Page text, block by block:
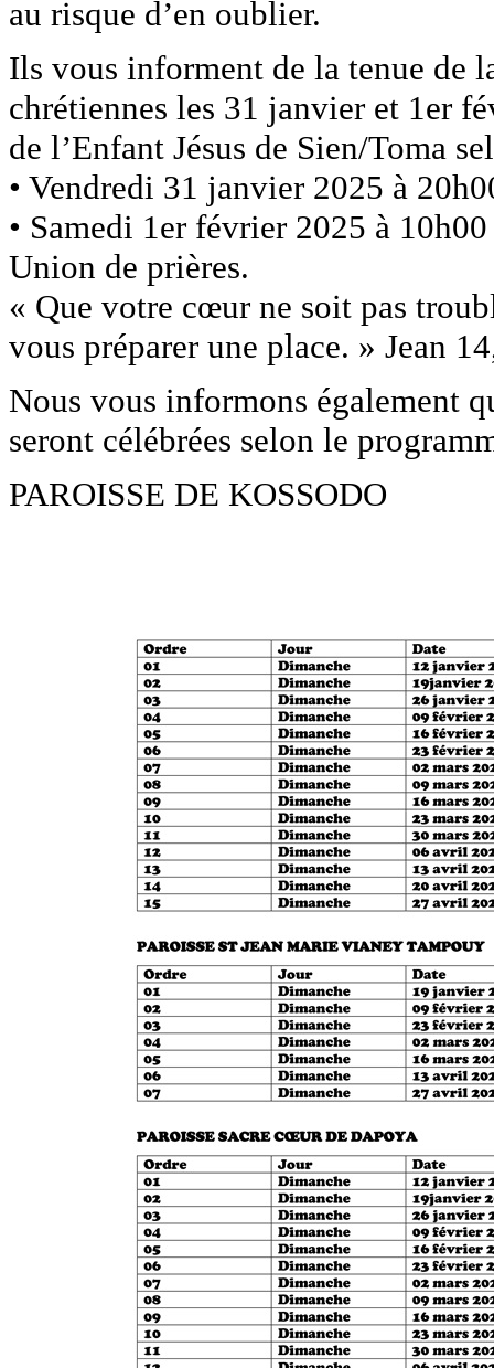
au risque d’en oublier.
Ils vous informent de la tenue de
chrétiennes les 31 janvier et 1er
de l’Enfant Jésus de Sien/Toma
• Vendredi 31 janvier 2025 à
• Samedi 1er février 2025 à
Union de prières.
« Que votre cœur ne soit pas
vous préparer une place. » Jean
Nous vous informons également
seront célébrées selon le
PAROISSE DE KOSSODO